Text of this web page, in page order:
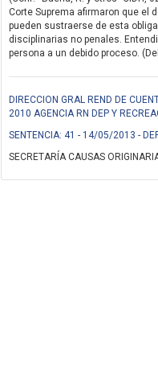
Corte Suprema afirmaron que el
pueden sustraerse de esta
disciplinarias no penales.
persona a un debido proceso.
DIRECCION GRAL REND DE
2010 AGENCIA RN DEP Y
SENTENCIA: 41 - 14/05/2013 -
SECRETARÍA CAUSAS